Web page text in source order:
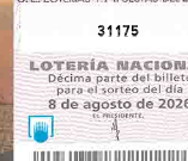
31175